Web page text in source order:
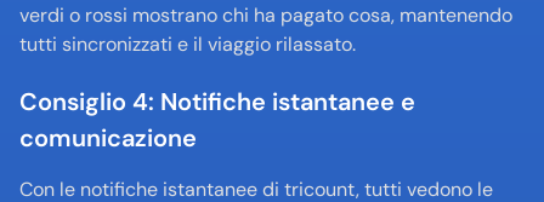
verdi o rossi mostrano chi ha pagato cosa, mantenendo
tutti sincronizzati e il viaggio rilassato.
Consiglio 4: Notifiche istantanee e
comunicazione
Con le notifiche istantanee di tricount, tutti vedono le